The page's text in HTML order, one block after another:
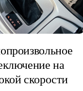
на
скорости